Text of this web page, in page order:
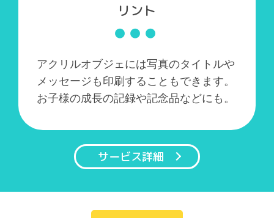
リント
アクリルオブジェには写真のタイトルや
メッセージも印刷することもできます。
お子様の成長の記録や記念品などにも。
サービス詳細